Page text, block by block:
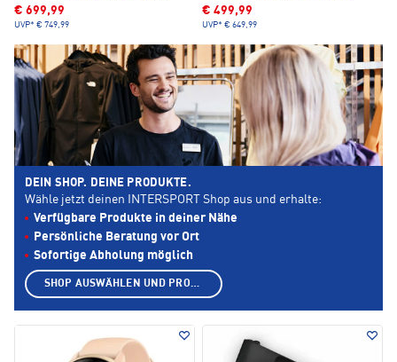
€ 699,99
UVP* € 749,99
€ 499,99
UVP* € 649,99
DEIN SHOP. DEINE PRODUKTE.
Wähle jetzt deinen INTERSPORT Shop aus und erhalte:
Verfügbare Produkte in deiner Nähe
Persönliche Beratung vor Ort
Sofortige Abholung möglich
SHOP AUSWÄHLEN UND PRODUKTE ANZEIGEN